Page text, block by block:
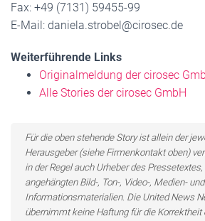
Fax: +49 (7131) 59455-99
E-Mail: daniela.strobel@cirosec.de
Weiterführende Links
Originalmeldung der cirosec
Alle Stories der cirosec GmbH
Für die oben stehende Story ist allein der
Herausgeber (siehe Firmenkontakt oben)
in der Regel auch Urheber des
angehängten Bild-, Ton-, Video-, Medien- und
Informationsmaterialien. Die United News
übernimmt keine Haftung für die Korrektheit